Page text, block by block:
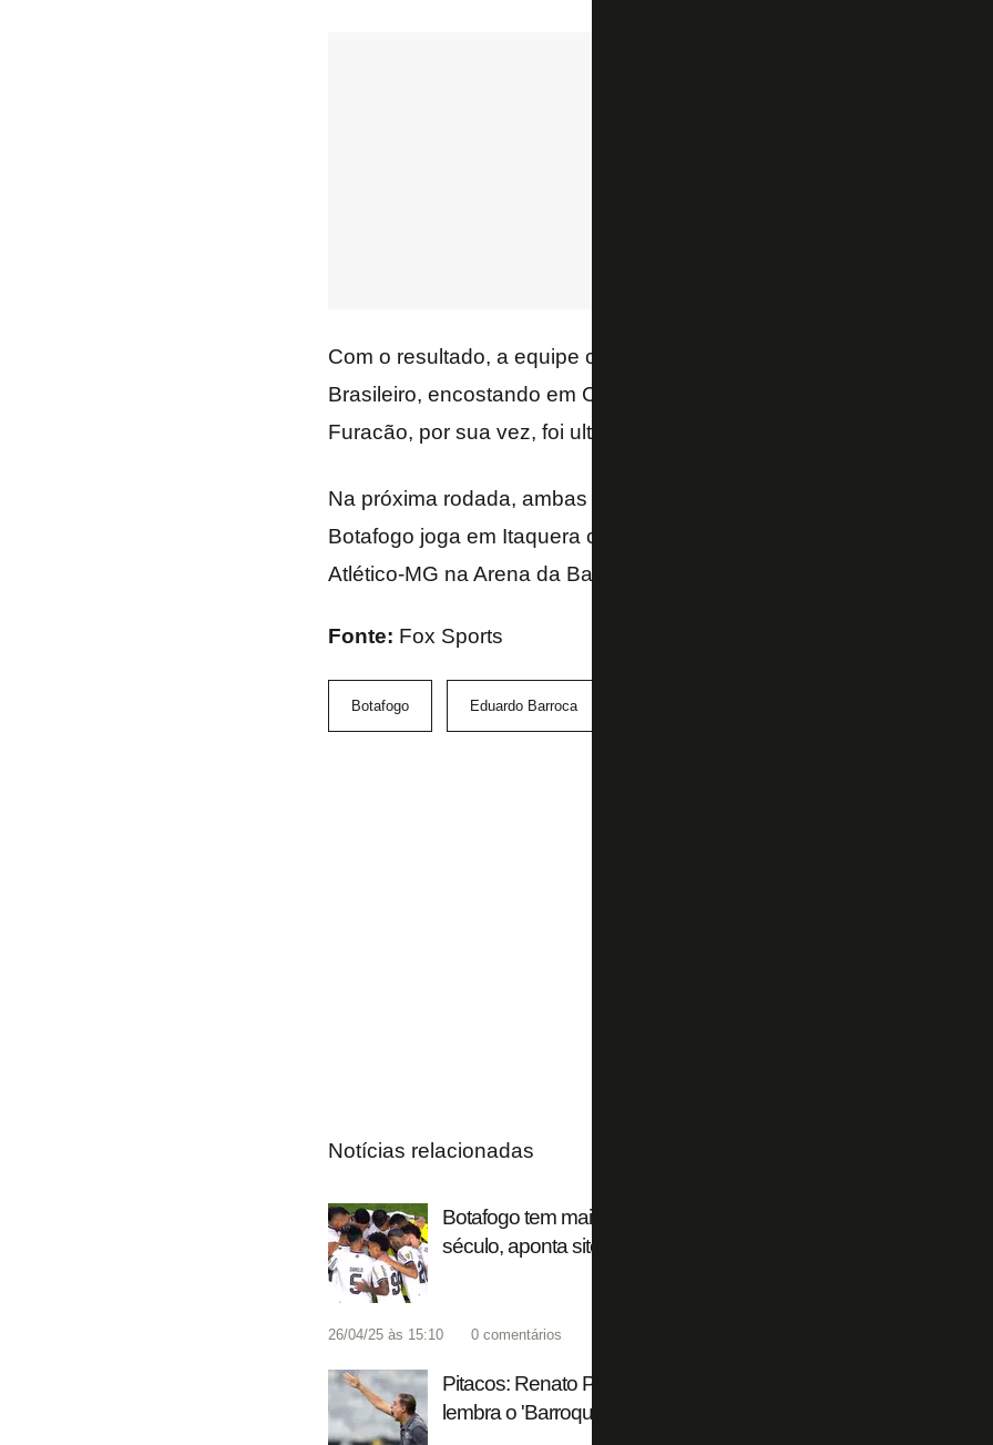
Com o resultado, a equipe carioca assumiu a sétima colocação do
Brasileiro, encostando em Corinthians e São Paulo, com dois pontos
Furacão, por sua vez, foi ultrapassado pelo Bahia e caiu para a 11°
Na próxima rodada, ambas as equipes entrarão em campo no
Botafogo joga em Itaquera contra o Corinthians. O Athletico joga às
Atlético-MG na Arena da Baixada.
Fonte: Fox Sports
Botafogo Eduardo Barroca
Notícias relacionadas
Botafogo tem mais derrotas até abril do que em 2014, ano em
século, aponta site
26/04/25 às 15:10 0 comentários
Pitacos: Renato Paiva no Botafogo repete os tempos de Bahia;
lembra o 'Barroquismo'